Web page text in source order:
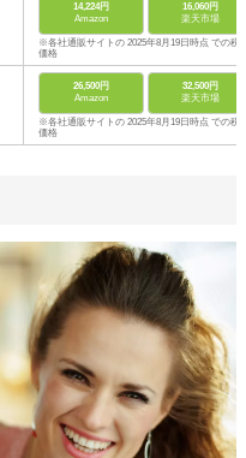
14,224円
Amazon
16,060円
楽天市場
※各社通販サイトの 2025年8月19日時点 での税
価格
26,500円
Amazon
32,500円
楽天市場
※各社通販サイトの 2025年8月19日時点 での税
価格